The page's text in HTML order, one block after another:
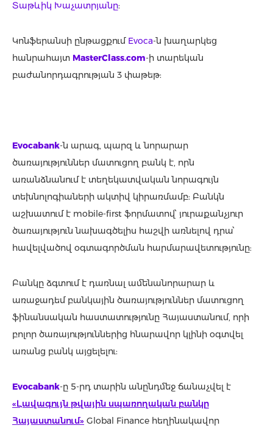
Տաթևիկ Խաչատրյանը:
Կոնֆերանսի ընթացքում Evoca-ն խաղարկեց
հանրահայտ MasterClass.com-ի տարեկան
բաժանորդագրության 3 փաթեթ:
Evocabank-ն արագ, պարզ և նորարար
ծառայություններ մատուցող բանկ է, որն
առանձնանում է տեղեկատվական նորագույն
տեխնոլոգիաների ակտիվ կիրառմամբ: Բանկն
աշխատում է mobile-first ֆորմատով՝ յուրաքանչյուր
ծառայություն նախագծելիս հաշվի առնելով դրա՝
հավելվածով օգտագործման հարմարավետությունը:
Բանկը ձգտում է դառնալ ամենանորարար և
առաջադեմ բանկային ծառայություններ մատուցող
ֆինանսական հաստատությունը Հայաստանում, որի
բոլոր ծառայություններից հնարավոր կլինի օգտվել
առանց բանկ այցելելու:
Evocabank-ը 5-րդ տարին անընդմեջ ճանաչվել է
«Լավագույն թվային սպառողական բանկը
Հայաստանում» Global Finance հեղինակավոր